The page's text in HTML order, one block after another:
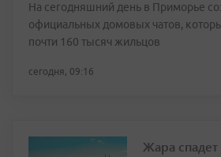
На сегодняшний день в Приморье
официальных домовых чатов,
почти 160 тысяч жильцов
сегодня, 09:16
Жара